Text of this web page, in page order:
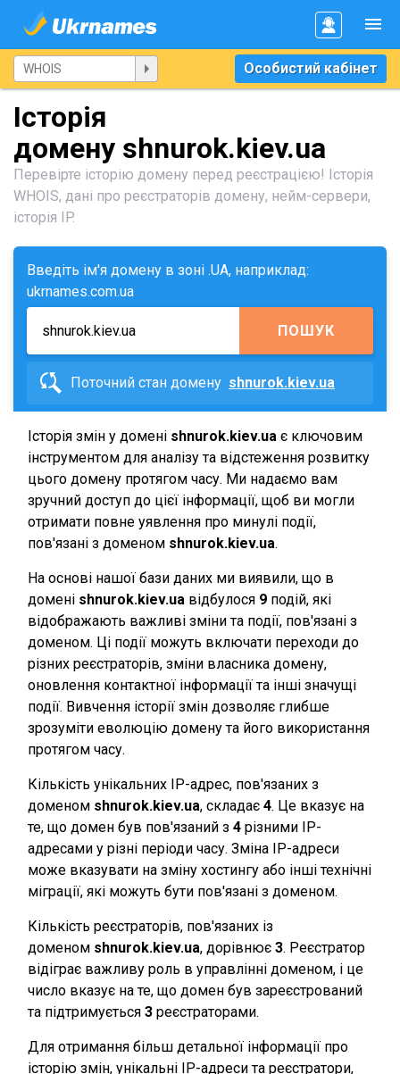
Особистий кабінет
Історія
домену shnurok.kiev.ua
Перевірте історію домену перед реєстрацією! Історія
WHOIS, дані про реєстраторів домену, нейм-сервери,
історія IP.
Введіть ім'я домену в зоні .UA, наприклад:
ukrnames.com.ua
ПОШУК
Поточний стан домену shnurok.kiev.ua
Історія змін у домені shnurok.kiev.ua є ключовим
інструментом для аналізу та відстеження розвитку
цього домену протягом часу. Ми надаємо вам
зручний доступ до цієї інформації, щоб ви могли
отримати повне уявлення про минулі події,
пов'язані з доменом shnurok.kiev.ua.
На основі нашої бази даних ми виявили, що в
домені shnurok.kiev.ua відбулося 9 подій, які
відображають важливі зміни та події, пов'язані з
доменом. Ці події можуть включати переходи до
різних реєстраторів, зміни власника домену,
оновлення контактної інформації та інші значущі
події. Вивчення історії змін дозволяє глибше
зрозуміти еволюцію домену та його використання
протягом часу.
Кількість унікальних IP-адрес, пов'язаних з
доменом shnurok.kiev.ua, складає 4. Це вказує на
те, що домен був пов'язаний з 4 різними IP-
адресами у різні періоди часу. Зміна IP-адреси
може вказувати на зміну хостингу або інші технічні
міграції, які можуть бути пов'язані з доменом.
Кількість реєстраторів, пов'язаних із
доменом shnurok.kiev.ua, дорівнює 3. Реєстратор
відіграє важливу роль в управлінні доменом, і це
число вказує на те, що домен був зареєстрований
та підтримується 3 реєстраторами.
Для отримання більш детальної інформації про
історію змін, унікальні IP-адреси та реєстратори,